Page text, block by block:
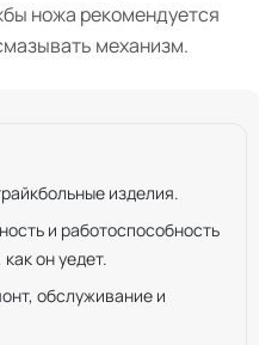
ножа рекомендуется
механизм.
изделия.
и работоспособность
он уедет.
обслуживание и